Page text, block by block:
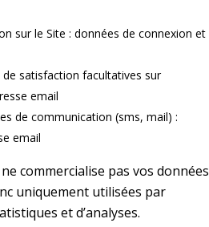
sur le Site : données de connexion et
satisfaction facultatives sur
email
de communication (sms, mail) :
email
ne commercialise pas vos données
uniquement utilisées par
et d’analyses.